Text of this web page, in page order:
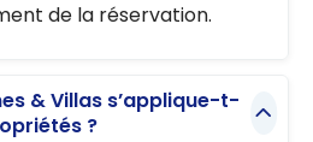
de la réservation.
& Villas s’applique-t-
?